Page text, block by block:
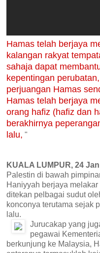
Hamas telah berjaya
kalangan rakyat
sahaja dapat
kepentingan
perjuangan Hamas
Hamas telah berjaya
orang hafiz (hafiz dan
berakhirnya
lalu, "
KUALA LUMPUR, 24
Palestin di bawah
Haniyyah berjaya
ditekan pelbagai sudut
konconya terutama sejak
lalu.
Jurucakap yang
pegawai
berkunjung ke Malaysia,